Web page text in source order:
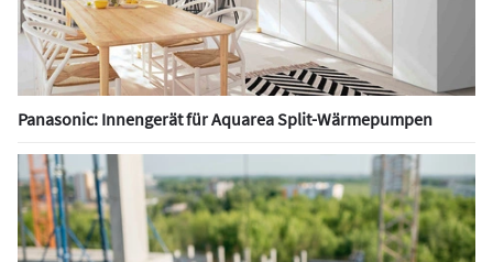
Panasonic: Innengerät für Aquarea Split-Wärmepumpen